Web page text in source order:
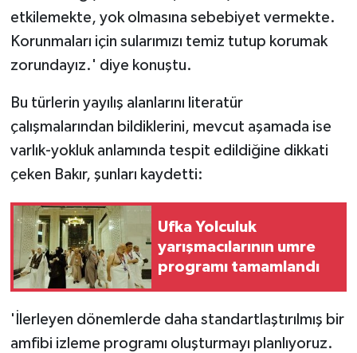
etkilemekte, yok olmasına sebebiyet vermekte.
Korunmaları için sularımızı temiz tutup korumak
zorundayız.' diye konuştu.
Bu türlerin yayılış alanlarını literatür
çalışmalarından bildiklerini, mevcut aşamada ise
varlık-yokluk anlamında tespit edildiğine dikkati
çeken Bakır, şunları kaydetti:
Ufka Yolculuk
yarışmacılarının umre
programı tamamlandı
'İlerleyen dönemlerde daha standartlaştırılmış bir
amfibi izleme programı oluşturmayı planlıyoruz.